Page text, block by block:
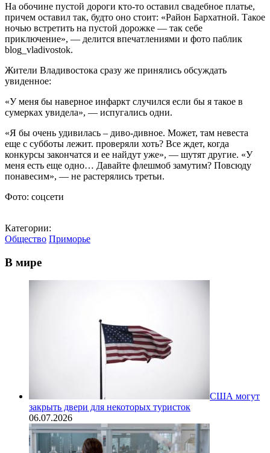
На обочине пустой дороги кто-то оставил свадебное платье,
причем оставил так, будто оно стоит: «Район Бархатной. Такое
ночью встретить на пустой дорожке — так себе
приключение», — делится впечатлениями и фото паблик
blog_vladivostok.
Жители Владивостока сразу же принялись обсуждать
увиденное:
«У меня бы наверное инфаркт случился если бы я такое в
сумерках увидела», — испугались одни.
«Я бы очень удивилась – диво-дивное. Может, там невеста
еще с субботы лежит. проверяли хоть? Все ждет, когда
конкурсы закончатся и ее найдут уже», — шутят другие. «У
меня есть еще одно… Давайте флешмоб замутим? Повсюду
понавесим», — не растерялись третьи.
Фото: соцсети
Категории:
Общество Приморье
В мире
США могут
закрыть двери для некоторых туристок
06.07.2026